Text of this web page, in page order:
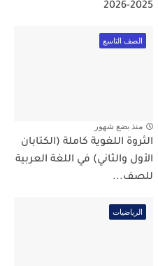
2025-2026
الصف التاسع
منذ بضع شهور
الثروة اللغوية كاملة (الكتابان
الأول والثاني) في اللغة العربية
للصف...
الرياضيات